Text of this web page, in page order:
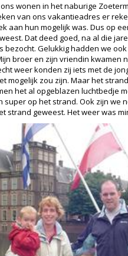
wonen in het naburige
van ons vakantieadres er
aan hun mogelijk was. Dus op
Dat deed goed, na al die
bezocht. Gelukkig hadden we
broer en zijn vriendin kwamen
weer konden zij iets met de
mogelijk zou zijn. Maar het
het al opgeblazen luchtbedje
super op het strand. Ook zijn we
strand geweest. Het weer was